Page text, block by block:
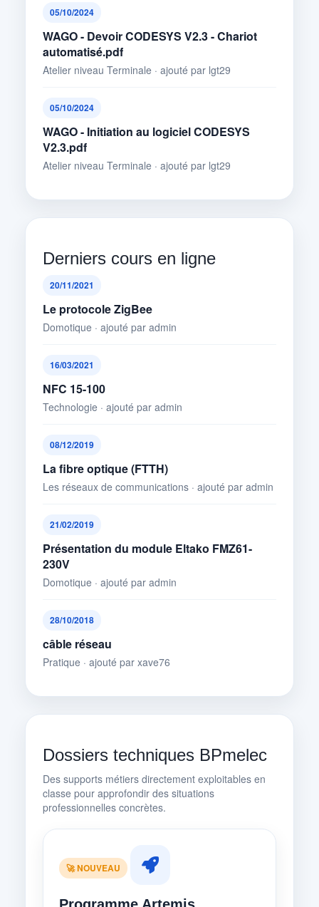
05/10/2024
WAGO - Devoir CODESYS V2.3 - Chariot
automatisé.pdf
Atelier niveau Terminale · ajouté par lgt29
05/10/2024
WAGO - Initiation au logiciel CODESYS
V2.3.pdf
Atelier niveau Terminale · ajouté par lgt29
Derniers cours en ligne
20/11/2021
Le protocole ZigBee
Domotique · ajouté par admin
16/03/2021
NFC 15-100
Technologie · ajouté par admin
08/12/2019
La fibre optique (FTTH)
Les réseaux de communications · ajouté par admin
21/02/2019
Présentation du module Eltako FMZ61-
230V
Domotique · ajouté par admin
28/10/2018
câble réseau
Pratique · ajouté par xave76
Dossiers techniques BPmelec
Des supports métiers directement exploitables en
classe pour approfondir des situations
professionnelles concrètes.
🚀 NOUVEAU